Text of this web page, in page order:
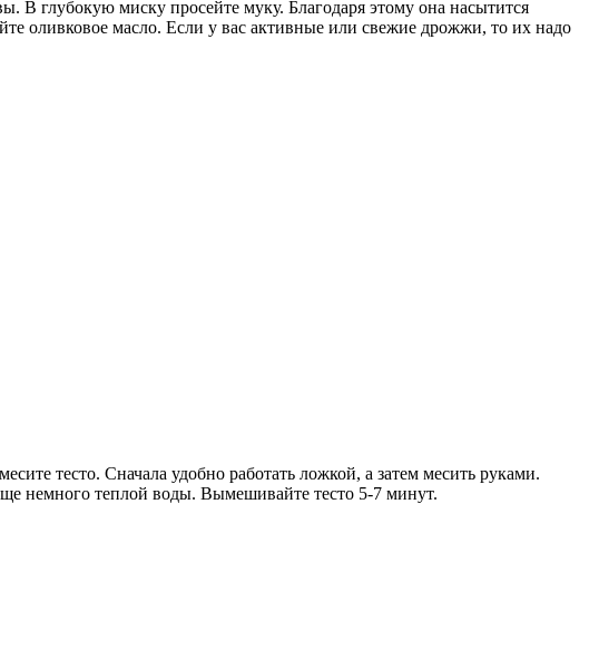
В глубокую миску просейте муку. Благодаря этому она насытится
оливковое масло. Если у вас активные или свежие дрожжи, то их надо
тесто. Сначала удобно работать ложкой, а затем месить руками.
немного теплой воды. Вымешивайте тесто 5-7 минут.